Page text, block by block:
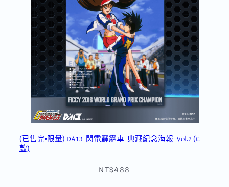
(已售完•限量) DA13_閃電霹靂車_典藏紀念海報_Vol.2 (C
款)
NT$488